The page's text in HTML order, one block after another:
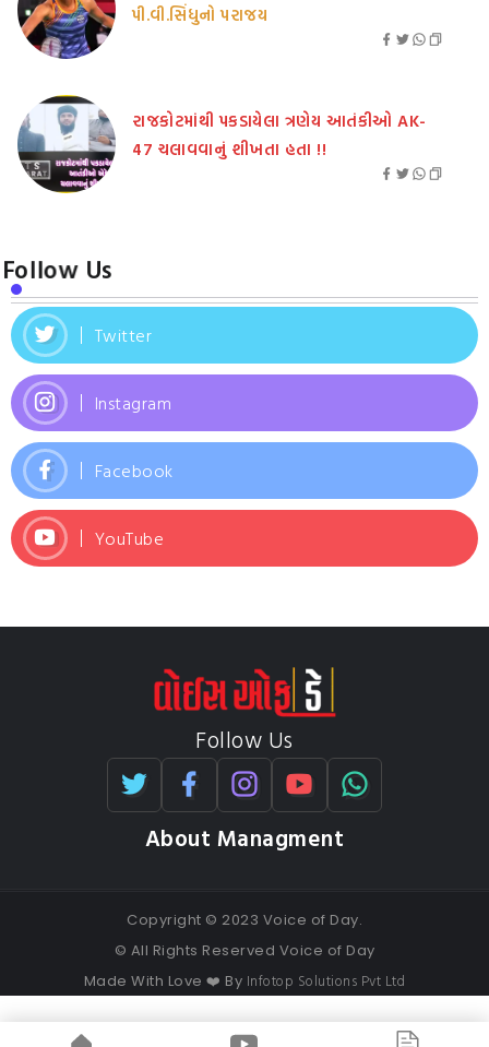
પી.વી.સિંધુનો પરાજય
રાજકોટમાંથી પકડાયેલા ત્રણેય આતંકીઓ AK-
47 ચલાવવાનું શીખતા હતા !!
Follow Us
Twitter
Instagram
Facebook
YouTube
Follow Us
About Managment
Copyright © 2023 Voice of Day.
© All Rights Reserved Voice of Day
Made With Love ❤️ By Infotop Solutions Pvt Ltd